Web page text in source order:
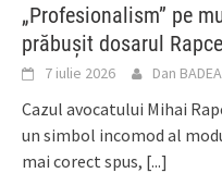
„Profesionalism” pe
prăbușit dosarul
7 iulie 2026 Dan BADEA
Cazul avocatului Mihai
un simbol incomod al
mai corect spus, [...]